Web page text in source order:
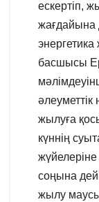
ескертіп,
жағдайына
басшысы
жылуға
күннің
соңына
жылу